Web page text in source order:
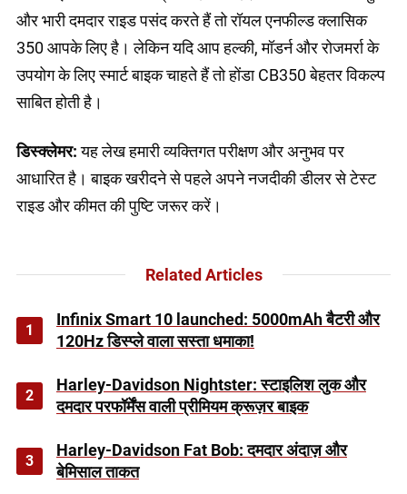
और भारी दमदार राइड पसंद करते हैं तो रॉयल एनफील्ड क्लासिक
350 आपके लिए है। लेकिन यदि आप हल्की, मॉडर्न और रोजमर्रा के
उपयोग के लिए स्मार्ट बाइक चाहते हैं तो होंडा CB350 बेहतर विकल्प
साबित होती है।
डिस्क्लेमर:यह लेख हमारी व्यक्तिगत परीक्षण और अनुभव पर
आधारित है। बाइक खरीदने से पहले अपने नजदीकी डीलर से टेस्ट
राइड और कीमत की पुष्टि जरूर करें।
Related Articles
1
Infinix Smart 10 launched: 5000mAh बैटरी और
120Hz डिस्प्ले वाला सस्ता धमाका!
2
Harley-Davidson Nightster: स्टाइलिश लुक और
दमदार परफॉर्मेंस वाली प्रीमियम क्रूज़र बाइक
3
Harley-Davidson Fat Bob: दमदार अंदाज़ और
बेमिसाल ताकत